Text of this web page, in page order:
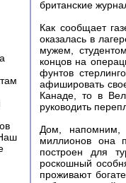
британские
Как сообщает
оказалась в
мужем,
концов на
фунтов
афишировать
Канаде, то в
руководить
Дом, напомним,
миллионов она
построен для
роскошный
проживают